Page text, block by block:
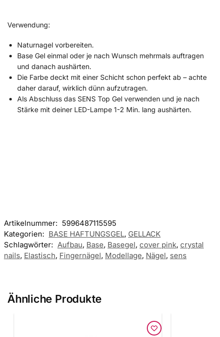
Verwendung:
Naturnagel vorbereiten.
Base Gel einmal oder je nach Wunsch mehrmals auftragen
und danach aushärten.
Die Farbe deckt mit einer Schicht schon perfekt ab – achte
daher darauf, wirklich dünn aufzutragen.
Als Abschluss das SENS Top Gel verwenden und je nach
Stärke mit deiner LED-Lampe 1-2 Min. lang aushärten.
Artikelnummer: 5996487115595
Kategorien: BASE HAFTUNGSGEL, GELLACK
Schlagwörter: Aufbau, Base, Basegel, cover pink, crystal
nails, Elastisch, Fingernägel, Modellage, Nägel, sens
Ähnliche Produkte